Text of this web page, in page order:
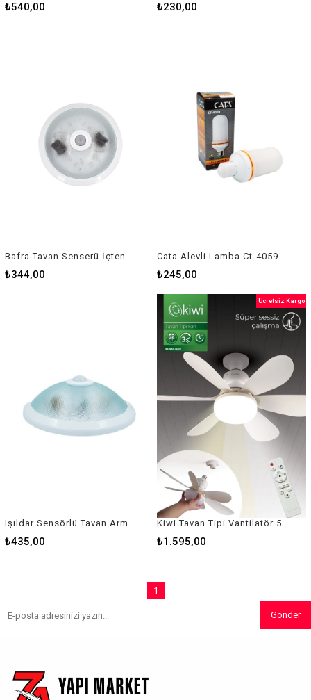
₺540,00 ₺230,00
₺344,00
Cata Alevli Lamba Ct-4059
₺245,00
Işıldar Sensörlü Tavan Armütürü
₺435,00
Kiwi Tavan Tipi Vantilatör 52 Cm Kfan-7681
₺1.595,00
Ücretsiz Kargo
1
Gönder